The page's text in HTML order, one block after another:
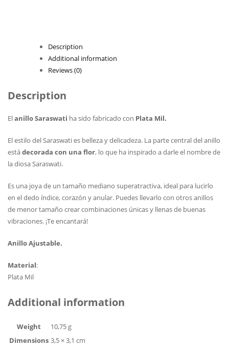
Description
Additional information
Reviews (0)
Description
Elanillo Saraswati ha sido fabricado con Plata Mil.
El estilo del Saraswati es belleza y delicadeza. La parte central del anillo
estádecorada con una flor, lo que ha inspirado a darle el nombre de
la diosa Saraswati.
Es una joya de un tamaño mediano superatractiva, ideal para lucirlo
en el dedo índice, corazón y anular. Puedes llevarlo con otros anillos
de menor tamaño crear combinaciones únicas y llenas de buenas
vibraciones. ¡Te encantará!
Anillo Ajustable.
Material:
Plata Mil
Additional information
Weight
10,75 g
Dimensions 3,5 × 3,1 cm